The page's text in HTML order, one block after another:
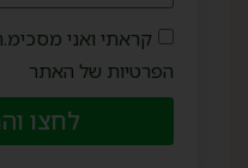
קראתי ואני
הפרטיות של האתר
לחצו